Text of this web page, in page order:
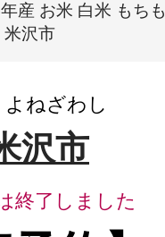
産 お米 白米 もち
米沢市
ねざわし
沢市
終了しました